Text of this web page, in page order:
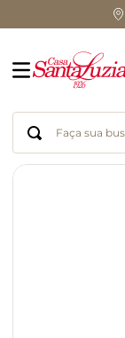
Faça sua busca